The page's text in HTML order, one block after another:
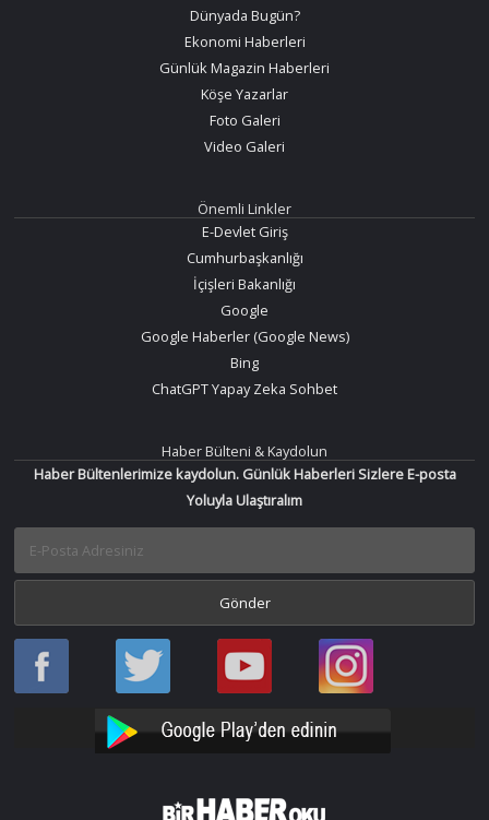
Dünyada Bugün?
Ekonomi Haberleri
Günlük Magazin Haberleri
Köşe Yazarlar
Foto Galeri
Video Galeri
Önemli Linkler
E-Devlet Giriş
Cumhurbaşkanlığı
İçişleri Bakanlığı
Google
Google Haberler (Google News)
Bing
ChatGPT Yapay Zeka Sohbet
Haber Bülteni & Kaydolun
Haber Bültenlerimize kaydolun. Günlük Haberleri Sizlere E-posta
Yoluyla Ulaştıralım
Haber
Oku
Haber
Oku
Bir
Haber
YouTube
Bir
Haber
Instagram